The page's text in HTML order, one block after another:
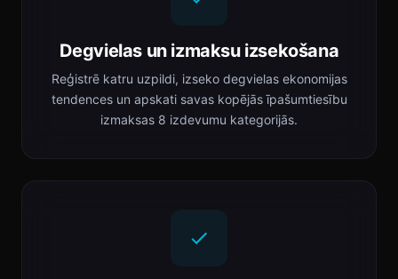
Degvielas un izmaksu izsekošana
Reģistrē katru uzpildi, izseko degvielas ekonomijas
tendences un apskati savas kopējās īpašumtiesību
izmaksas 8 izdevumu kategorijās.